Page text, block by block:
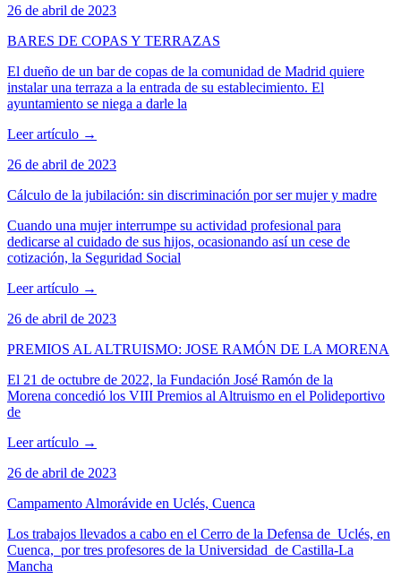
26 de abril de 2023
BARES DE COPAS Y TERRAZAS
El dueño de un bar de copas de la comunidad de Madrid quiere
instalar una terraza a la entrada de su establecimiento. El
ayuntamiento se niega a darle la
Leer artículo →
26 de abril de 2023
Cálculo de la jubilación: sin discriminación por ser mujer y madre
Cuando una mujer interrumpe su actividad profesional para
dedicarse al cuidado de sus hijos, ocasionando así un cese de
cotización, la Seguridad Social
Leer artículo →
26 de abril de 2023
PREMIOS AL ALTRUISMO: JOSE RAMÓN DE LA MORENA
El 21 de octubre de 2022, la Fundación José Ramón de la
Morena concedió los VIII Premios al Altruismo en el Polideportivo
de
Leer artículo →
26 de abril de 2023
Campamento Almorávide en Uclés, Cuenca
Los trabajos llevados a cabo en el Cerro de la Defensa de Uclés, en
Cuenca, por tres profesores de la Universidad de Castilla-La
Mancha